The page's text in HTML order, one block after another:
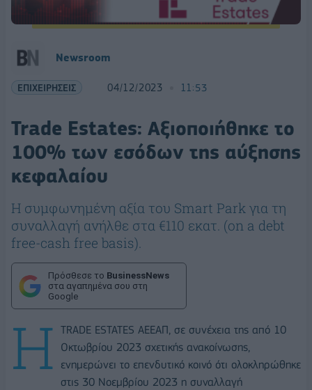
Newsroom
ΕΠΙΧΕΙΡΗΣΕΙΣ 04/12/2023 11:53
Trade Estates: Αξιοποιήθηκε το
100% των εσόδων της αύξησης
κεφαλαίου
Η συμφωνημένη αξία του Smart Park για τη
συναλλαγή ανήλθε στα €110 εκατ. (on a debt
free-cash free basis).
Πρόσθεσε το BusinessNews
στα αγαπημένα σου στη
Google
H TRADE ESTATES ΑΕΕΑΠ, σε συνέχεια της από 10
Οκτωβρίου 2023 σχετικής ανακοίνωσης,
ενημερώνει το επενδυτικό κοινό ότι ολοκληρώθηκε
στις 30 Νοεμβρίου 2023 η συναλλαγή